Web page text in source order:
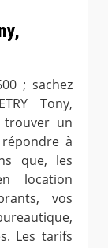
; sachez
Tony,
trouver un
à
que, les
location
vos
Les tarifs